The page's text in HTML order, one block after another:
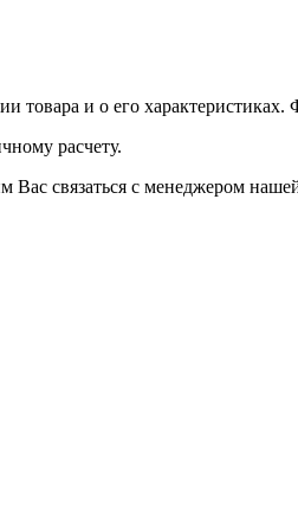
и о его
расчету.
Вас связаться с менеджером